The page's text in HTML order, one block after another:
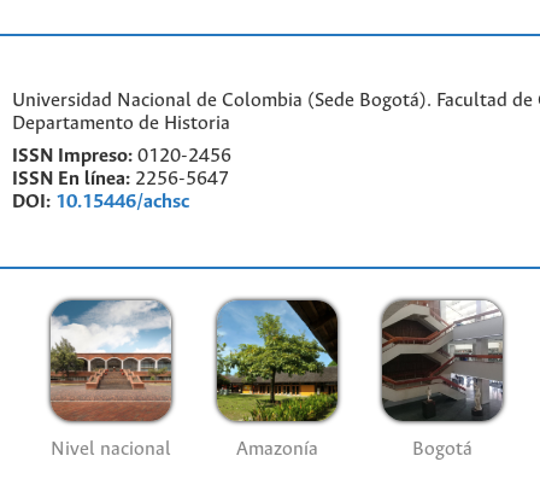
Universidad Nacional de Colombia (Sede Bogotá). Facultad de
Departamento de Historia
ISSN Impreso: 0120-2456
ISSN En línea: 2256-5647
DOI: 10.15446/achsc
Nivel nacional Amazonía Bogotá